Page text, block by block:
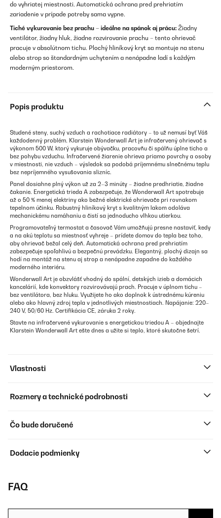
do vyhriatej miestnosti. Automatická ochrana pred prehriatím
zariadenie v prípade potreby sama vypne.
Tiché vykurovanie bez prachu – ideálne na spánok aj prácu: Žiadny
ventilátor, žiadny hluk, žiadne rozvirovanie prachu – tento ohrievač
pracuje v absolútnom tichu. Plochý hliníkový kryt sa montuje na stenu
alebo strop so štandardným uchytením a nenápadne ladí s každým
moderným priestorom.
Popis produktu
Studené steny, suchý vzduch a rachotiace radiátory – to už nemusí byť Váš
každodenný problém. Klarstein Wonderwall Art je infračervený ohrievač s
výkonom 500 W, ktorý vykuruje obývačku, pracovňu či spálňu úplne ticho a
bez pohybu vzduchu. Infračervené žiarenie ohrieva priamo povrchy a osoby
v miestnosti, nie vzduch – výsledok sa podobá príjemnému slnečnému teplu
bez nepríjemného vysušovania slizníc.
Panel dosiahne plný výkon už za 2–3 minúty – žiadne predhriatie, žiadne
čakanie. Energetická trieda A zabezpečuje, že Wonderwall Art spotrebuje
až o 50 % menej elektriny ako bežné elektrické ohrievače pri rovnakom
tepelnom účinku. Robustný hliníkový kryt s kvalitným lakom odoláva
mechanickému namáhaniu a čistí sa jednoducho vlhkou utierkou.
Programovateľný termostat a časovač Vám umožňujú presne nastaviť, kedy
a na akú teplotu sa miestnosť vyhreje – prídete domov do tepla bez toho,
aby ohrievač bežal celý deň. Automatická ochrana pred prehriatím
zabezpečuje spoľahlivú a bezpečnú prevádzku. Elegantný, plochý dizajn sa
hodí na montáž na stenu aj strop a nenápadne zapadne do každého
moderného interiéru.
Wonderwall Art je obzvlášť vhodný do spální, detských izieb a domácich
kancelárií, kde konvektory rozvirovávajú prach. Pracuje v úplnom tichu –
bez ventilátora, bez hluku. Využijete ho ako doplnok k ústrednému kúreniu
alebo ako hlavný zdroj tepla v jednotlivých miestnostiach. Napájanie: 220–
240 V, 50/60 Hz. Certifikácia CE, záruka 2 roky.
Stavte na infračervené vykurovanie s energetickou triedou A – objednajte
Klarstein Wonderwall Art ešte dnes a užite si teplo, ktoré skutočne šetrí.
Vlastnosti
Rozmery a technické podrobnosti
Čo bude doručené
Dodacie podmienky
FAQ